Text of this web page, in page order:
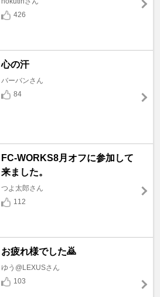
426
心の汗
バーバンさん
84
FC-WORKS8月オフに参加して
来ました。
つよ太郎さん
112
お疲れ様でした🙇
ゆう@LEXUSさん
103